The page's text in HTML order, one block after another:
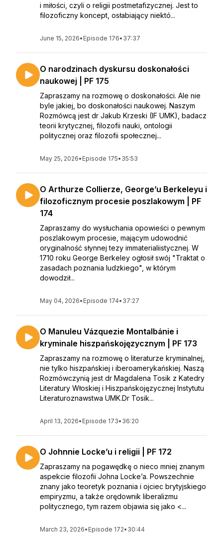
i miłości, czyli o religii postmetafizycznej. Jest to
filozoficzny koncept, osłabiający niektó...
June 15, 2026• Episode 176• 37:37
O narodzinach dyskursu doskonałości
naukowej | PF 175
Zapraszamy na rozmowę o doskonałości. Ale nie
byle jakiej, bo doskonałości naukowej. Naszym
Rozmówcą jest dr Jakub Krzeski (IF UMK), badacz
teorii krytycznej, filozofii nauki, ontologii
politycznej oraz filozofii społecznej...
May 25, 2026• Episode 175• 35:53
O Arthurze Collierze, George’u Berkeleyu i
filozoficznym procesie poszlakowym | PF
174
Zapraszamy do wysłuchania opowieści o pewnym
poszlakowym procesie, mającym udowodnić
oryginalność słynnej tezy immaterialiistycznej. W
1710 roku George Berkeley ogłosił swój "Traktat o
zasadach poznania ludzkiego", w którym
dowodził...
May 04, 2026• Episode 174• 37:27
O Manuleu Vázquezie Montalbánie i
kryminale hiszpańskojęzycznym | PF 173
Zapraszamy na rozmowę o literaturze kryminalnej,
nie tylko hiszpańskiej i iberoamerykańskiej. Naszą
Rozmówczynią jest dr Magdalena Tosik z Katedry
Literatury Włoskiej i Hiszpańskojęzycznej Instytutu
Literaturoznawstwa UMK.Dr Tosik...
April 13, 2026• Episode 173• 36:20
O Johnnie Locke’u i religii | PF 172
Zapraszamy na pogawędkę o nieco mniej znanym
aspekcie filozofii Johna Locke’a. Powszechnie
znany jako teoretyk poznania i ojciec brytyjskiego
empiryzmu, a także orędownik liberalizmu
politycznego, tym razem objawia się jako <...
March 23, 2026• Episode 172• 30:44